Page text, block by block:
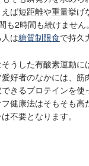
ば短距離や重量挙げ
も2時間も続けませ
は糖質制限食で持久
うした有酸素運動
好者のなかには、筋
きるプロテインを
健康法はそもそも
不要となります。